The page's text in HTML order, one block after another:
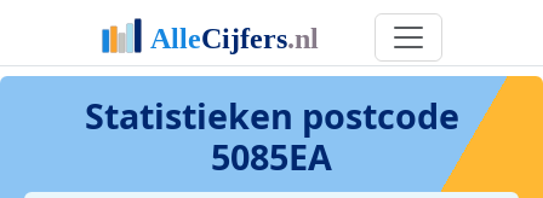
Statistieken postcode
5085EA